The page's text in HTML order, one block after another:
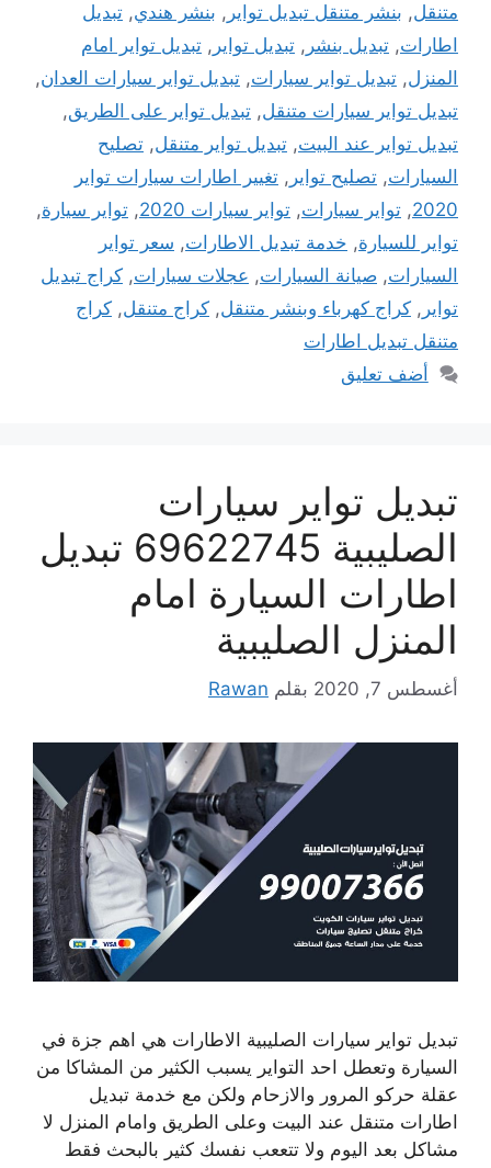
متنقل, بنشر متنقل تبديل تواير , بنشر هندي, تبديل
اطارات, تبديل بنشر , تبديل تواير , تبديل تواير امام
المنزل, تبديل تواير سيارات, تبديل تواير سيارات العدان,
تبديل تواير سيارات متنقل, تبديل تواير على الطريق,
تبديل تواير عند البيت, تبديل تواير متنقل, تصليح
السيارات, تصليح تواير , تغيير اطارات سيارات تواير
2020
, تواير سيارات, تواير سيارات 2020 , تواير سيارة,
تواير للسيارة, خدمة تبديل الاطارات, سعر تواير
السيارات, صيانة السيارات, عجلات سيارات, كراج تبديل
تواير , كراج كهرباء وبنشر متنقل, كراج متنقل, كراج
متنقل تبديل اطارات
أضف تعليق
تبديل تواير سيارات
الصليبية 69622745 تبديل
اطارات السيارة امام
المنزل الصليبية
أغسطس 7, 2020 بقلم Rawan
تبديل تواير سيارات الصليبية الاطارات هي اهم جزة في
السيارة وتعطل احد التواير يسبب الكثير من المشاكا من
عقلة حركو المرور والازحام ولكن مع خدمة تبديل
اطارات متنقل عند البيت وعلى الطريق وامام المنزل لا
مشاكل بعد اليوم ولا تتععب نفسك كثير بالبحث فقط